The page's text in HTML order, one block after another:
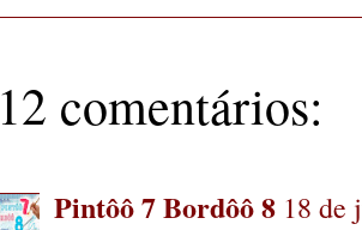
12 comentários:
Pintôô 7 Bordôô 8 18 de